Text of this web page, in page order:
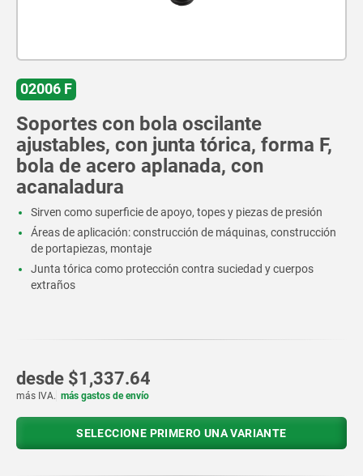
02006 F
Soportes con bola oscilante
ajustables, con junta tórica, forma F,
bola de acero aplanada, con
acanaladura
Sirven como superficie de apoyo, topes y piezas de presión
Áreas de aplicación: construcción de máquinas, construcción
de portapiezas, montaje
Junta tórica como protección contra suciedad y cuerpos
extraños
desde $1,337.64
más IVA. más gastos de envío
SELECCIONE PRIMERO UNA VARIANTE